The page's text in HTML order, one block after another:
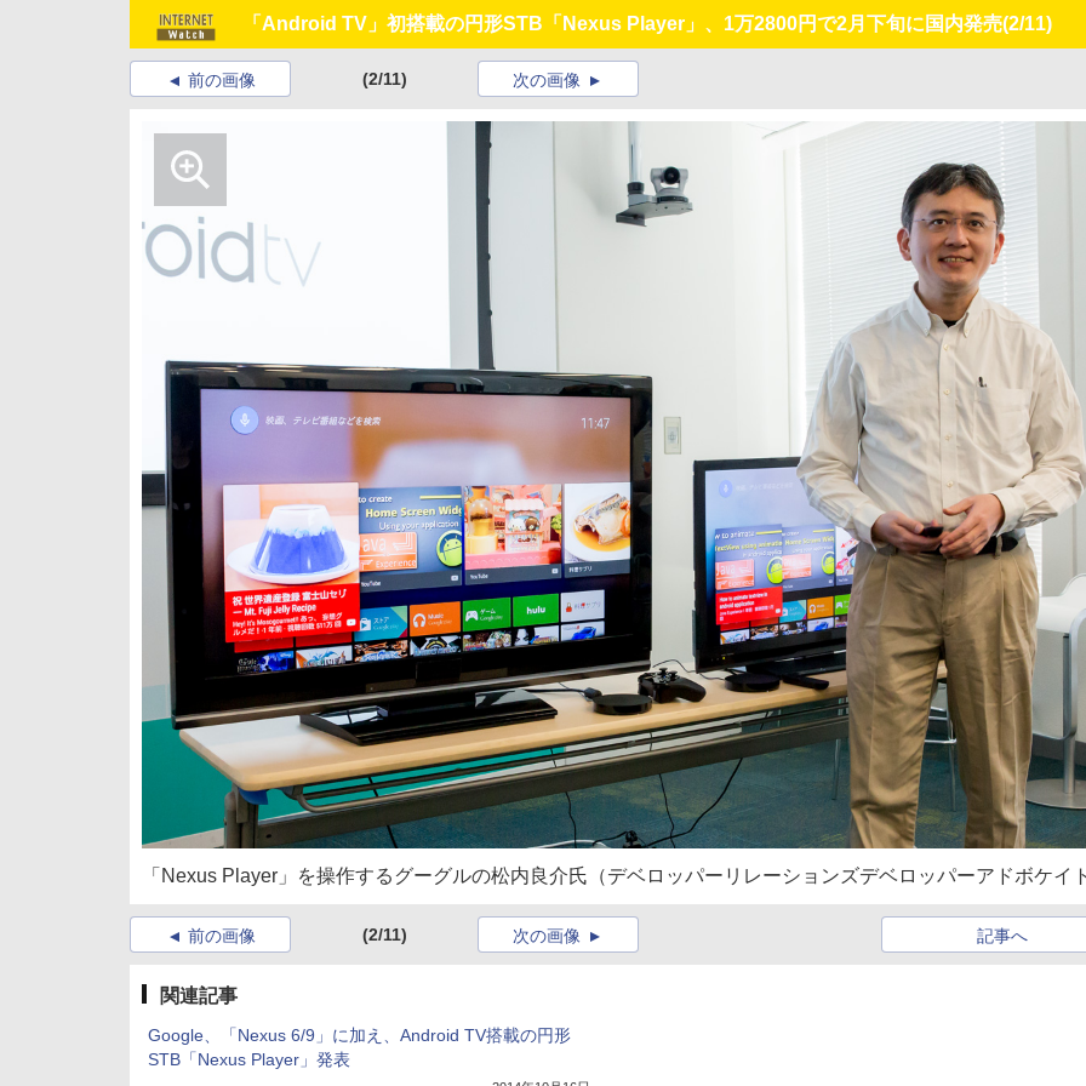
「Android TV」初搭載の円形STB「Nexus Player」、1万2800円で2月下旬に国内発売(2/11)
前の画像 (2/11) 次の画像
「Nexus Player」を操作するグーグルの松内良介氏（デベロッパーリレーションズデベロッパーアドボケイ
前の画像 (2/11) 記事へ
次の画像
関連記事
Google、「Nexus 6/9」に加え、Android TV搭載の円形
STB「Nexus Player」発表